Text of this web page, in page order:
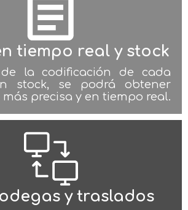
tiempo real y stock
la codificación de cada
stock, se podrá obtener
precisa y en tiempo real.
y traslados